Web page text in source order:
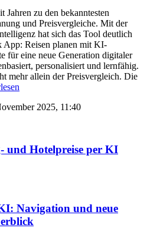
zu den bekanntesten
und Preisvergleiche. Mit der
hat sich das Tool deutlich
Reisen planen mit KI-
für eine neue Generation digitaler
personalisiert und lernfähig.
mehr allein der Preisvergleich. Die
2025, 11:40
und Hotelpreise per KI
Navigation und neue